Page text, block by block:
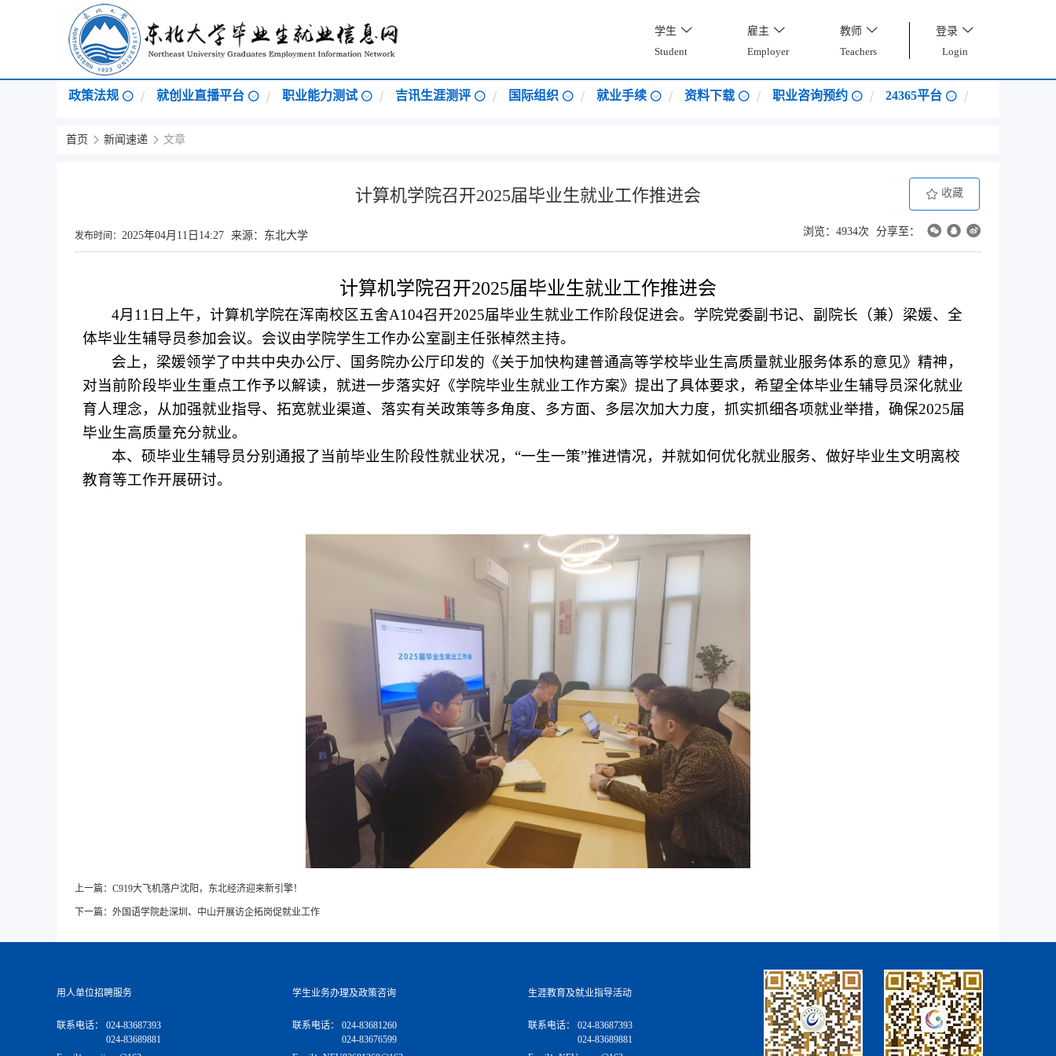
学生
Student
雇主
Employer
教师
Teachers
登录
Login
政策法规 就创业直播平台 职业能力测试 吉讯生涯测评 国际组织 就业手续 资料下载 职业咨询预约 24365平台
首页 新闻速递 文章
计算机学院召开2025届毕业生就业工作推进会 收藏
浏览：4934次 分享至：
发布时间： 2025年04月11日14:27 来源：东北大学
计算机学院召开2025届毕业生就业工作推进会
4月 11 日上午，计算机学院在浑南校区五舍A104召开2025届毕业生就业工作阶段促进会。学院党委副书记、副院长（兼）梁媛、全
体毕业生辅导员参加会议。会议由学院学生工作办公室副主任张棹然主持。
会上，梁媛领学了中共中央办公厅、国务院办公厅印发的《关于加快构建普通高等学校毕业生高质量就业服务体系的意见》精神，
对当前阶段毕业生重点工作予以解读，就进一步落实好《学院毕业生就业工作方案》提出了具体要求，希望全体毕业生辅导员深化就业
育人理念，从加强就业指导、拓宽就业渠道、落实有关政策等多角度、多方面、多层次加大力度，抓实抓细各项就业举措，确保2025届
毕业生高质量充分就业。
本、硕毕业生辅导员分别通报了当前毕业生阶段性就业状况，“一生一策”推进情况，并就如何优化就业服务、做好毕业生文明离校
教育等工作开展研讨。
上一篇： C919大飞机落户沈阳，东北经济迎来新引擎！
下一篇： 外国语学院赴深圳、中山开展访企拓岗促就业工作
用人单位招聘服务
联系电话：
024-83687393
024-83689881
学生业务办理及政策咨询
联系电话：
024-83681260
024-83676599
生涯教育及就业指导活动
联系电话：
024-83687393
024-83689881